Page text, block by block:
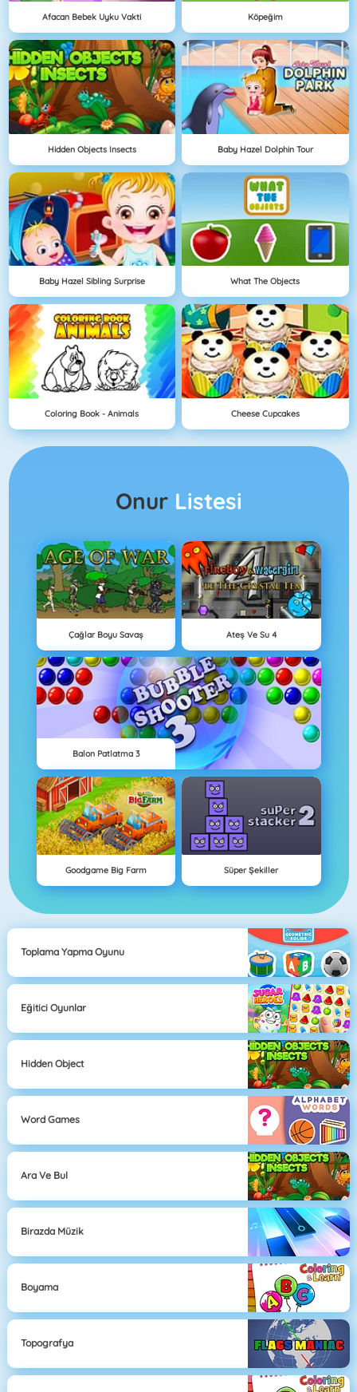
Afacan Bebek Uyku Vakti Köpeğim
Hidden Objects Insects Baby Hazel Dolphin Tour
Baby Hazel Sibling Surprise What The Objects
Coloring Book - Animals Cheese Cupcakes
Onur Listesi
Çağlar Boyu Savaş Ateş Ve Su 4
Balon Patlatma 3
Goodgame Big Farm Süper Şekiller
Toplama Yapma Oyunu
Eğitici Oyunlar
Hidden Object
Word Games
Ara Ve Bul
Birazda Müzik
Boyama
Topografya